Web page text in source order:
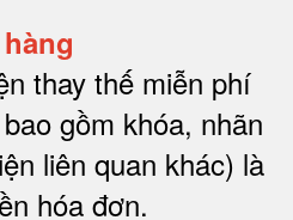
thay thế miễn phí
gồm khóa, nhãn
liên quan khác) là
hóa đơn.